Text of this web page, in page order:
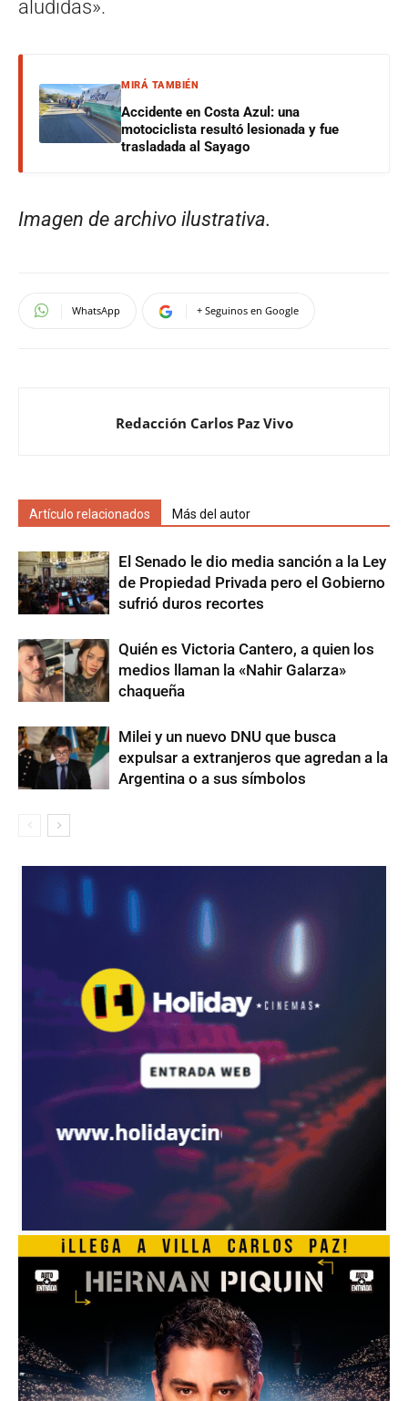
aludidas».
MIRÁ TAMBIÉN
Accidente en Costa Azul: una
motociclista resultó lesionada y fue
trasladada al Sayago
Imagen de archivo ilustrativa.
WhatsApp + Seguinos en Google
Redacción Carlos Paz Vivo
Artículo relacionados Más del autor
El Senado le dio media sanción a la Ley
de Propiedad Privada pero el Gobierno
sufrió duros recortes
Quién es Victoria Cantero, a quien los
medios llaman la «Nahir Galarza»
chaqueña
Milei y un nuevo DNU que busca
expulsar a extranjeros que agredan a la
Argentina o a sus símbolos